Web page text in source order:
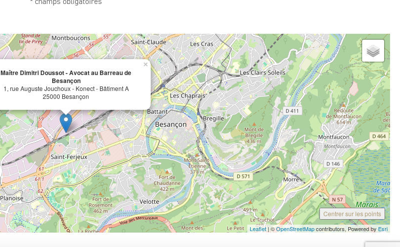
Maître Dimitri Doussot - Avocat au Barreau de
Besançon
1, rue Auguste Jouchoux - Konect - Bâtiment A
25000 Besançon
×
Centrer sur les points
Leaflet| ©OpenStreetMapcontributors, Powered byEsri